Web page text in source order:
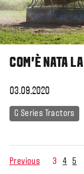
COM'È NATA
03.09.2020
G Series Tractors
Previous 3 4 5